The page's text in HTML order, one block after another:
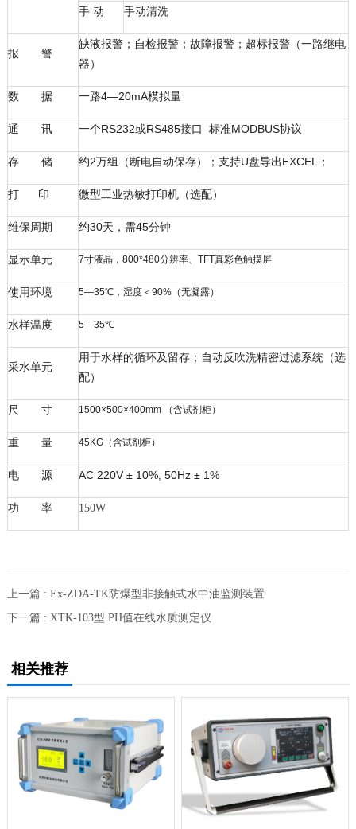
手 动 手动清洗
报 警
缺液报警；自检报警；故障报警；超标报警（一路继电
器）
数 据 一路4—20mA模拟量
通 讯 一个RS232或RS485接口 标准MODBUS协议
存 储 约2万组（断电自动保存）；支持U盘导出EXCEL；
打 印 微型工业热敏打印机（选配）
维保周期 约30天，需45分钟
显示单元 7寸液晶，800*480分辨率、TFT真彩色触摸屏
使用环境 5—35℃，湿度＜90%（无凝露）
水样温度 5—35℃
采水单元
用于水样的循环及留存；自动反吹洗精密过滤系统（选
配）
尺 寸 1500×500×400mm （含试剂柜）
重 量 45KG（含试剂柜）
电 源 AC 220V ± 10%, 50Hz ± 1%
功 率 150W
上一篇 : Ex-ZDA-TK防爆型非接触式水中油监测装置
下一篇 : XTK-103型 PH值在线水质测定仪
相关推荐